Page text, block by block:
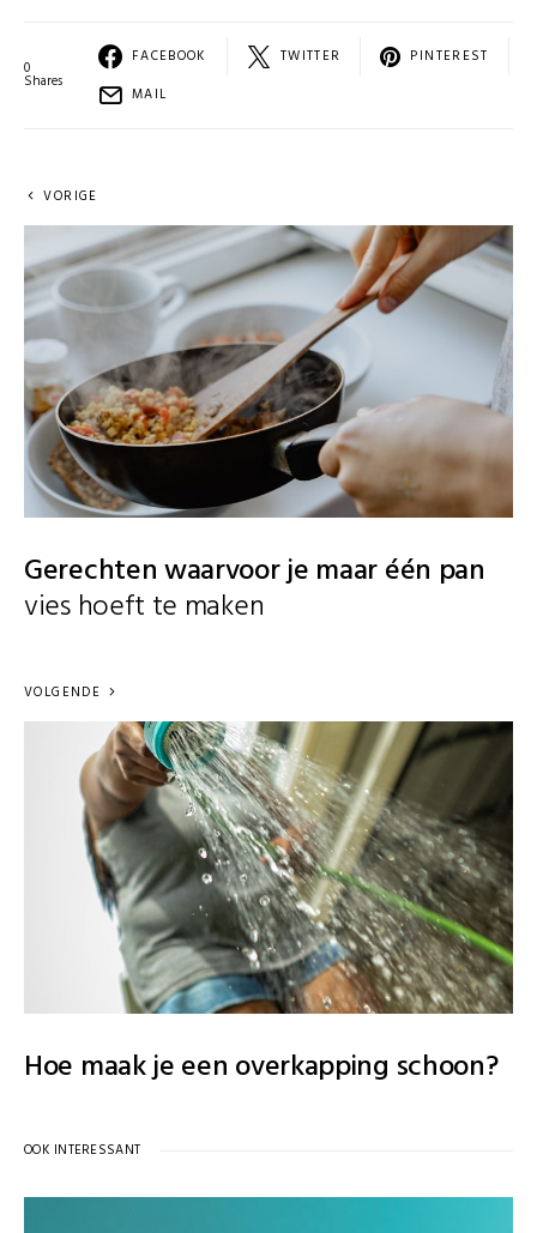
0
Shares
FACEBOOK TWITTER
PINTEREST
MAIL
VORIGE
Gerechten waarvoor je maar één pan
vies hoeft te maken
VOLGENDE
Hoe maak je een overkapping schoon?
OOK INTERESSANT